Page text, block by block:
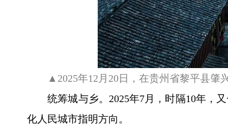
▲2025年12月20日，在贵州省黎平县肇
统筹城与乡。2025年7月，时隔10年，
化人民城市指明方向。